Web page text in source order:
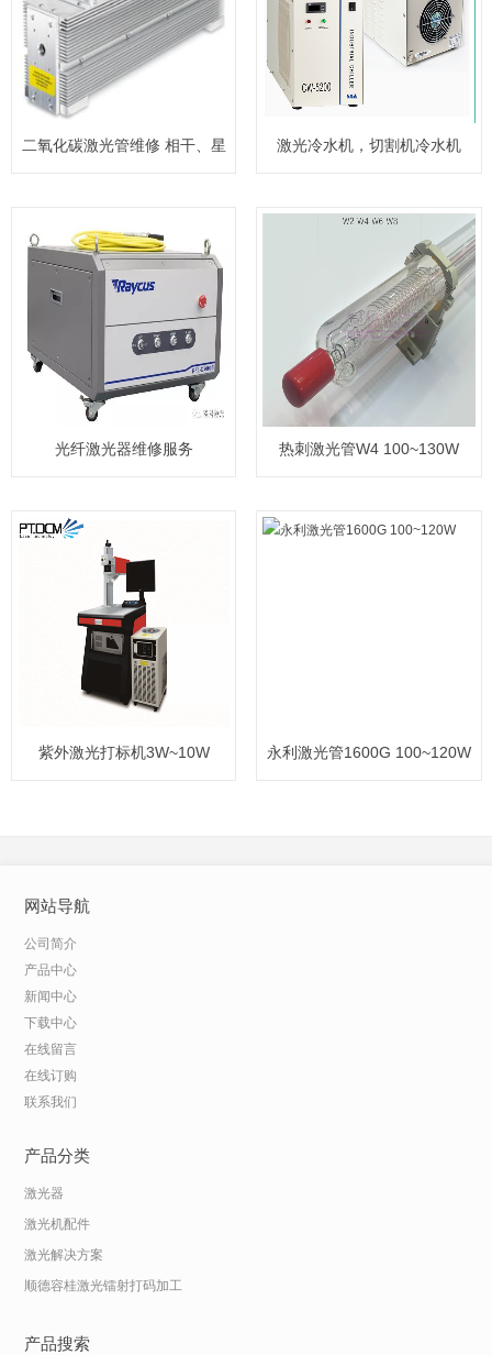
二氧化碳激光管维修 相干、星
激光冷水机，切割机冷水机
光纤激光器维修服务
热刺激光管W4 100~130W
紫外激光打标机3W~10W 永利激光管1600G 100~120W
网站导航
公司简介
产品中心
新闻中心
下载中心
在线留言
在线订购
联系我们
产品分类
激光器
激光机配件
激光解决方案
顺德容桂激光镭射打码加工
产品搜索